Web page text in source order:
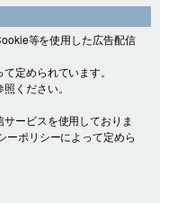
等を使用した広告配信
定められています。
ください。
ービスを使用しておりま
ポリシーによって定めら